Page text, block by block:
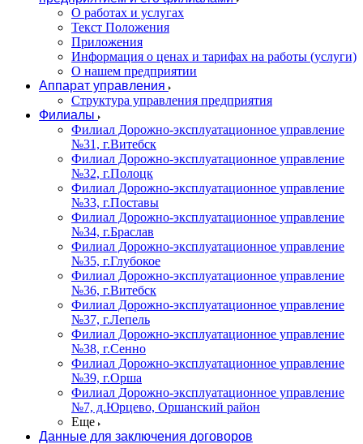
О работах и услугах
Текст Положения
Приложения
Информация о ценах и тарифах на работы (услуги)
О нашем предприятии
Аппарат управления
Структура управления предприятия
Филиалы
Филиал Дорожно-эксплуатационное управление
№31, г.Витебск
Филиал Дорожно-эксплуатационное управление
№32, г.Полоцк
Филиал Дорожно-эксплуатационное управление
№33, г.Поставы
Филиал Дорожно-эксплуатационное управление
№34, г.Браслав
Филиал Дорожно-эксплуатационное управление
№35, г.Глубокое
Филиал Дорожно-эксплуатационное управление
№36, г.Витебск
Филиал Дорожно-эксплуатационное управление
№37, г.Лепель
Филиал Дорожно-эксплуатационное управление
№38, г.Сенно
Филиал Дорожно-эксплуатационное управление
№39, г.Орша
Филиал Дорожно-эксплуатационное управление
№7, д.Юрцево, Оршанский район
Еще
Данные для заключения договоров